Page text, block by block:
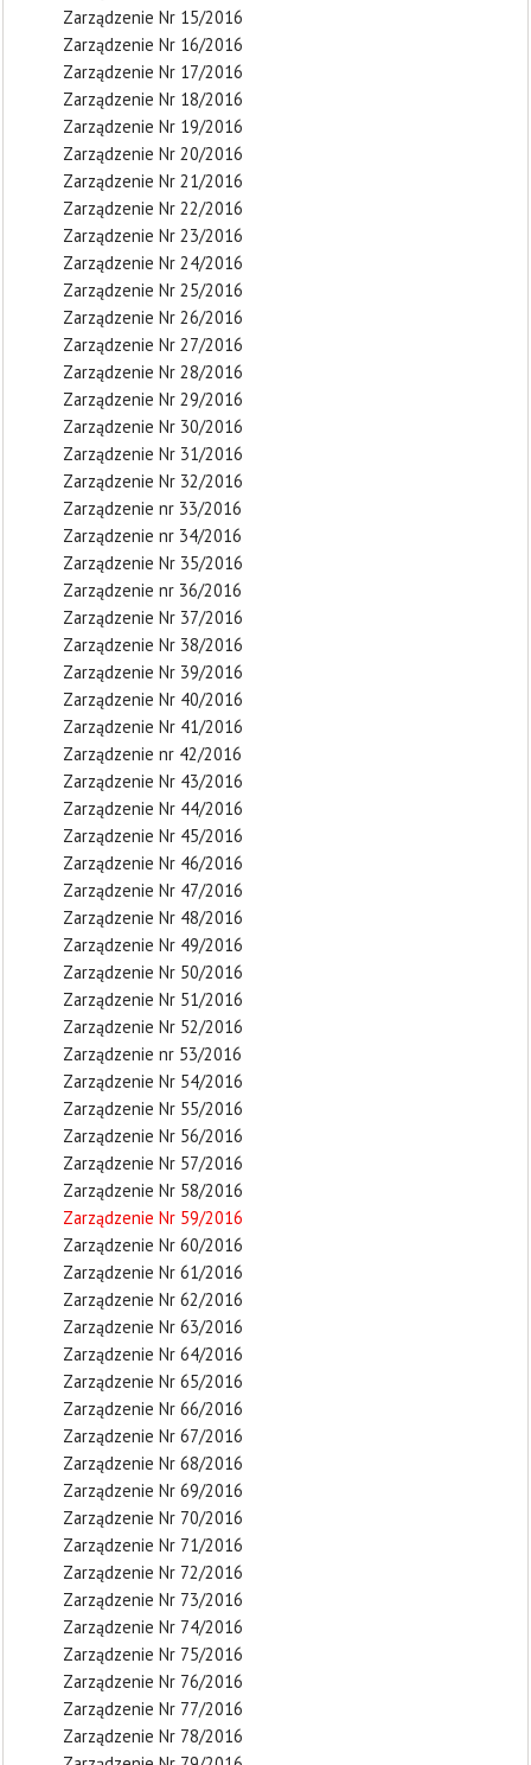
Zarządzenie Nr 15/2016
Zarządzenie Nr 16/2016
Zarządzenie Nr 17/2016
Zarządzenie Nr 18/2016
Zarządzenie Nr 19/2016
Zarządzenie Nr 20/2016
Zarządzenie Nr 21/2016
Zarządzenie Nr 22/2016
Zarządzenie Nr 23/2016
Zarządzenie Nr 24/2016
Zarządzenie Nr 25/2016
Zarządzenie Nr 26/2016
Zarządzenie Nr 27/2016
Zarządzenie Nr 28/2016
Zarządzenie Nr 29/2016
Zarządzenie Nr 30/2016
Zarządzenie Nr 31/2016
Zarządzenie Nr 32/2016
Zarządzenie nr 33/2016
Zarządzenie nr 34/2016
Zarządzenie Nr 35/2016
Zarządzenie nr 36/2016
Zarządzenie Nr 37/2016
Zarządzenie Nr 38/2016
Zarządzenie Nr 39/2016
Zarządzenie Nr 40/2016
Zarządzenie Nr 41/2016
Zarządzenie nr 42/2016
Zarządzenie Nr 43/2016
Zarządzenie Nr 44/2016
Zarządzenie Nr 45/2016
Zarządzenie Nr 46/2016
Zarządzenie Nr 47/2016
Zarządzenie Nr 48/2016
Zarządzenie Nr 49/2016
Zarządzenie Nr 50/2016
Zarządzenie Nr 51/2016
Zarządzenie Nr 52/2016
Zarządzenie nr 53/2016
Zarządzenie Nr 54/2016
Zarządzenie Nr 55/2016
Zarządzenie Nr 56/2016
Zarządzenie Nr 57/2016
Zarządzenie Nr 58/2016
Zarządzenie Nr 59/2016
Zarządzenie Nr 60/2016
Zarządzenie Nr 61/2016
Zarządzenie Nr 62/2016
Zarządzenie Nr 63/2016
Zarządzenie Nr 64/2016
Zarządzenie Nr 65/2016
Zarządzenie Nr 66/2016
Zarządzenie Nr 67/2016
Zarządzenie Nr 68/2016
Zarządzenie Nr 69/2016
Zarządzenie Nr 70/2016
Zarządzenie Nr 71/2016
Zarządzenie Nr 72/2016
Zarządzenie Nr 73/2016
Zarządzenie Nr 74/2016
Zarządzenie Nr 75/2016
Zarządzenie Nr 76/2016
Zarządzenie Nr 77/2016
Zarządzenie Nr 78/2016